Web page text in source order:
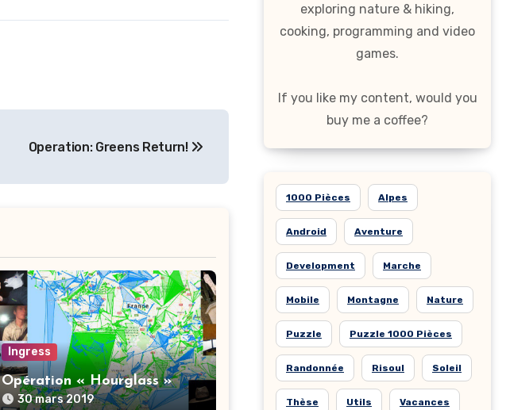
Operation: Greens Return!
Ingress
Opération « Hourglass »
30 mars 2019
exploring nature & hiking,
cooking, programming and video
games.
If you like my content, would you
buy me a coffee?
1000 Pièces Alpes
Android Aventure
Development Marche
Mobile Montagne Nature
Puzzle Puzzle 1000 Pièces
Randonnée Risoul Soleil
Thèse Utils Vacances